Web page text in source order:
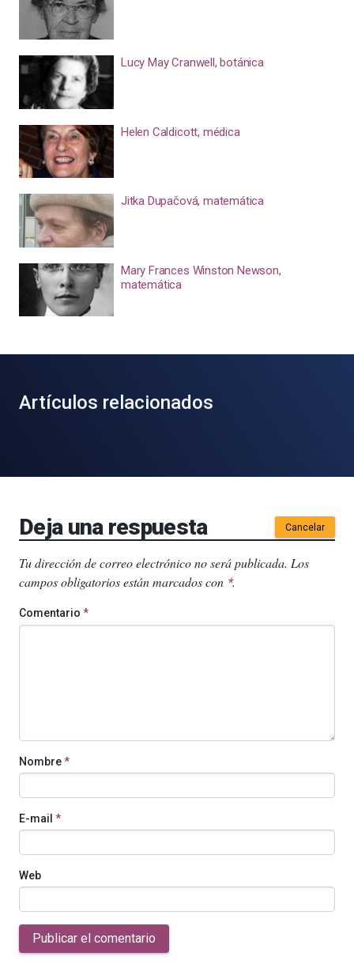
Lucy May Cranwell, botánica
Helen Caldicott, médica
Jitka Dupačová, matemática
Mary Frances Winston Newson,
matemática
Artículos relacionados
Deja una respuesta Cancelar
Tu dirección de correo electrónico no será publicada. Los
campos obligatorios están marcados con *.
Comentario *
Nombre*
E-mail *
Web
Publicar el comentario